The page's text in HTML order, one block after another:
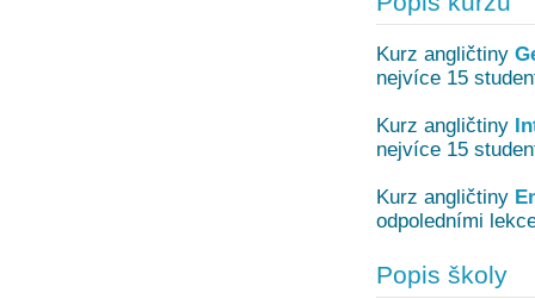
Kurz angličtiny
nejvíce 15
Kurz angličtiny
nejvíce 15
Kurz angličtiny
odpoledními
Popis školy